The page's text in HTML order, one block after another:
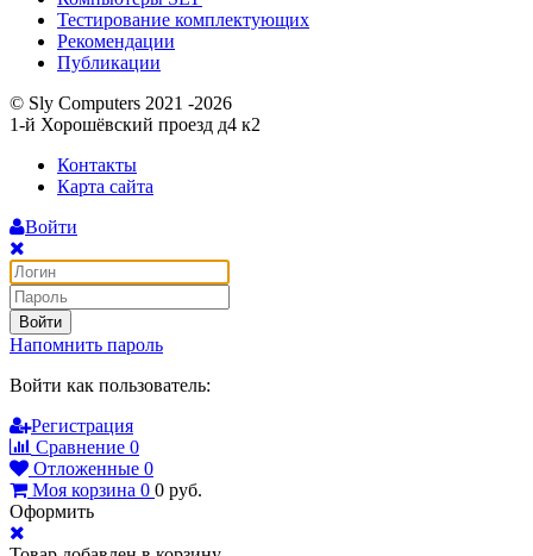
Тестирование комплектующих
Рекомендации
Публикации
© Sly Computers 2021 -2026
1-й Хорошёвский проезд д4 к2
Контакты
Карта сайта
Войти
Войти
Напомнить пароль
Войти как пользователь:
Регистрация
Сравнение 0
Отложенные 0
Моя корзина 0 0 руб.
Оформить